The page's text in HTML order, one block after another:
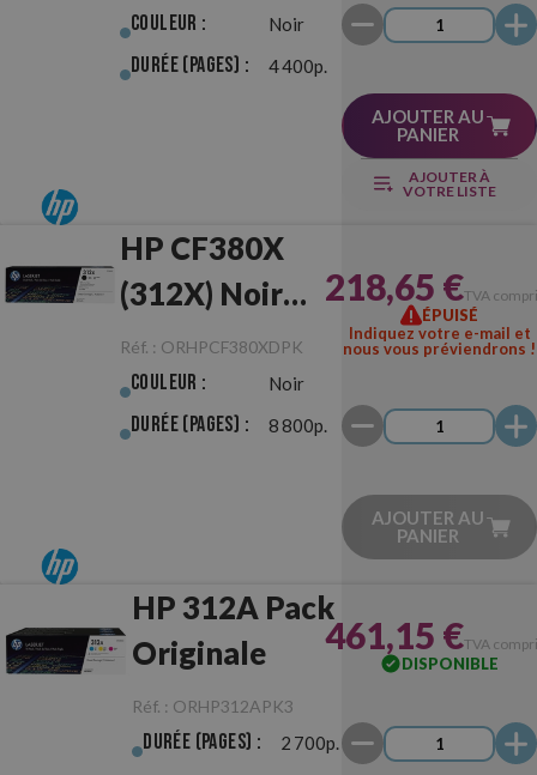
Couleur : Noir
Durée (pages) : 4 400p.
AJOUTER AU
PANIER
AJOUTER À
VOTRE LISTE
HP CF380X
(312X) Noir
Dual Pack Noir
Originale
Réf. : ORHPCF380XDPK
Couleur : Noir
Durée (pages) : 8 800p.
218,65 €TVA
ÉPUISÉ
Indiquez votre e-mail et
nous vous préviendrons !
AJOUTER AU
PANIER
HP 312A Pack
Originale
Réf. : ORHP312APK3
Durée (pages) : 2 700p.
461,15 €TVA
DISPONIBLE